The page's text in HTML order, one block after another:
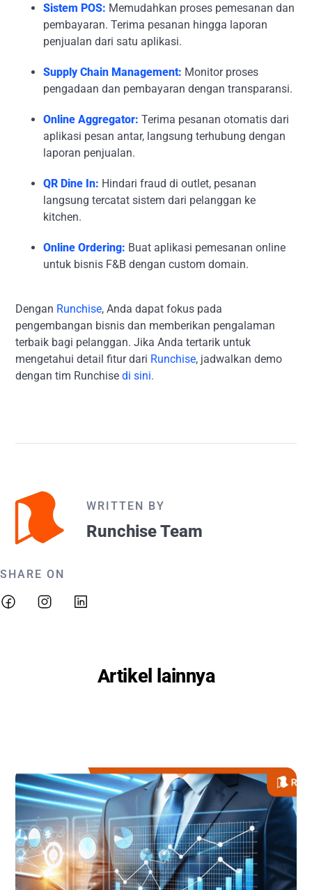
Sistem POS: Memudahkan proses pemesanan dan
pembayaran. Terima pesanan hingga laporan
penjualan dari satu aplikasi.
Supply Chain Management: Monitor proses
pengadaan dan pembayaran dengan transparansi.
Online Aggregator: Terima pesanan otomatis dari
aplikasi pesan antar, langsung terhubung dengan
laporan penjualan.
QR Dine In: Hindari fraud di outlet, pesanan
langsung tercatat sistem dari pelanggan ke
kitchen.
Online Ordering: Buat aplikasi pemesanan online
untuk bisnis F&B dengan custom domain.
Dengan Runchise, Anda dapat fokus pada
pengembangan bisnis dan memberikan pengalaman
terbaik bagi pelanggan. Jika Anda tertarik untuk
mengetahui detail fitur dari Runchise, jadwalkan demo
dengan tim Runchisedi sini.
WRITTEN BY
Runchise Team
SHARE ON
Artikel lainnya